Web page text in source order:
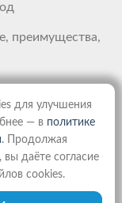
преимущества,
для улучшения
— в политике
. Продолжая
вы даёте согласие
cookies.